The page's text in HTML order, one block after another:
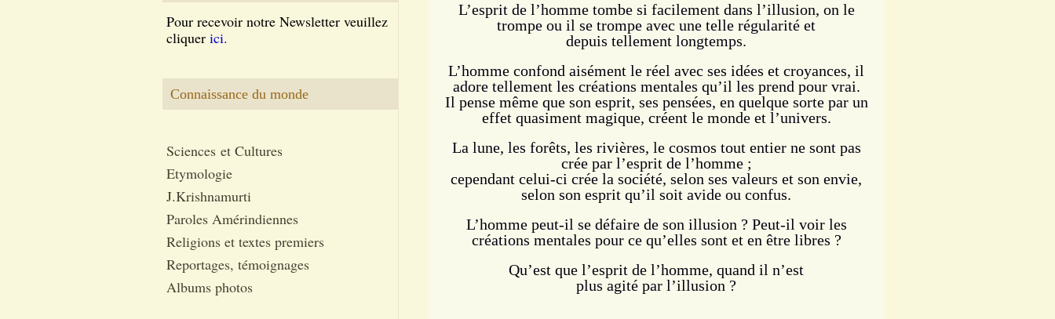
Pour recevoir notre Newsletter veuillez
cliquer ici.
Connaissance du monde
Sciences et Cultures
Etymologie
J.Krishnamurti
Paroles Amérindiennes
Religions et textes premiers
Reportages, témoignages
Albums photos
L’esprit de l’homme tombe si facilement dans l’illusion, on le
trompe ou il se trompe avec une telle régularité et
depuis tellement longtemps.
L’homme confond aisément le réel avec ses idées et croyances, il
adore tellement les créations mentales qu’il les prend pour vrai.
Il pense même que son esprit, ses pensées, en quelque sorte par un
effet quasiment magique, créent le monde et l’univers.
La lune, les forêts, les rivières, le cosmos tout entier ne sont pas
crée par l’esprit de l’homme ;
cependant celui-ci crée la société, selon ses valeurs et son envie,
selon son esprit qu’il soit avide ou confus.
L’homme peut-il se défaire de son illusion ? Peut-il voir les
créations mentales pour ce qu’elles sont et en être libres ?
Qu’est que l’esprit de l’homme, quand il n’est
plus agité par l’illusion ?